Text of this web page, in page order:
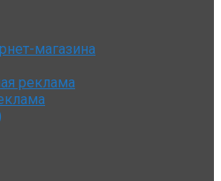
магазина
реклама